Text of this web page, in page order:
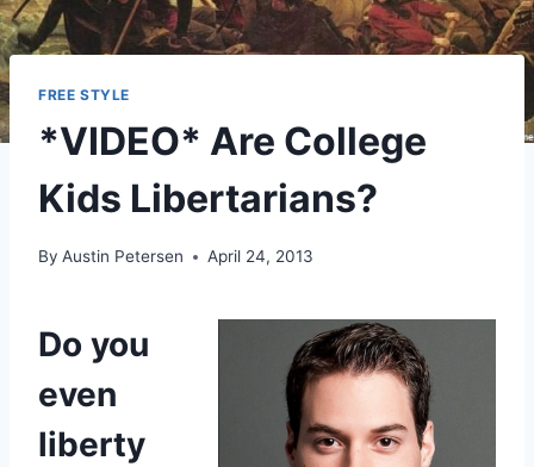
FREE STYLE
*VIDEO* Are College
Kids Libertarians?
By Austin Petersen April 24, 2013
Do you
even
liberty